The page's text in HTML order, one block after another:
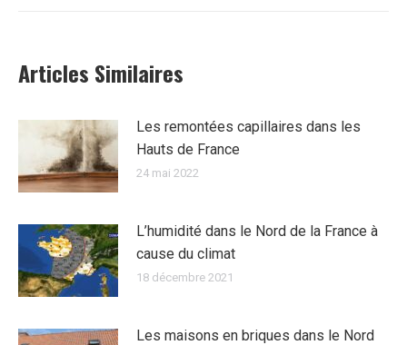
Articles Similaires
Les remontées capillaires dans les
Hauts de France
24 mai 2022
L’humidité dans le Nord de la France à
cause du climat
18 décembre 2021
Les maisons en briques dans le Nord